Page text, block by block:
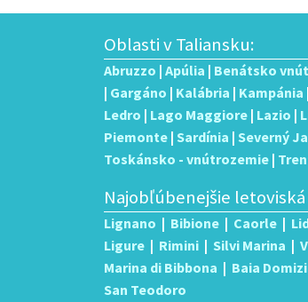
Oblasti v Taliansku:
Abruzzo | Apúlia | Benátsko
| Gargáno | Kalábria | Kampánia |
Ledro | Lago Maggiore | Lazio |
Piemonte | Sardínia | Severný
Toskánsko - vnútrozemie |
Najobľúbenejšie letoviská
Lignano | Bibione | Caorle |
Ligure | Rimini | Silvi Marina |
Marina di Bibbona | Baia
San Teodoro